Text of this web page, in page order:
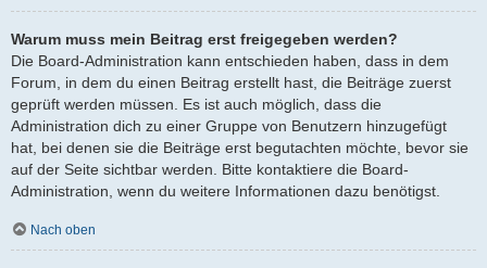
Warum muss mein Beitrag erst freigegeben werden?
Die Board-Administration kann entschieden haben, dass in dem
Forum, in dem du einen Beitrag erstellt hast, die Beiträge zuerst
geprüft werden müssen. Es ist auch möglich, dass die
Administration dich zu einer Gruppe von Benutzern hinzugefügt
hat, bei denen sie die Beiträge erst begutachten möchte, bevor sie
auf der Seite sichtbar werden. Bitte kontaktiere die Board-
Administration, wenn du weitere Informationen dazu benötigst.
Nach oben